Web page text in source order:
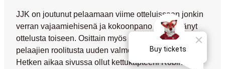
JJK on joutunut pelaamaan viime otteluissaan jonkin
verran vajaamiehisenä ja kokoonpano onkin elänyt
ottelusta toiseen. Osittain myös haetaan vielä eri
pelaajien roolitusta uuden valmentajan alaisuudessa.
Hetken aikaa sivussa ollut kettukapteeniRobin